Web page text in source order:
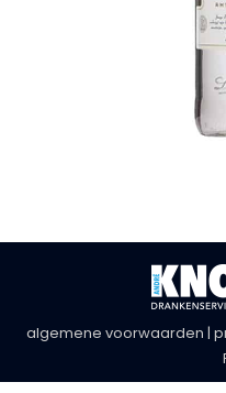
algemene voorwaarden |